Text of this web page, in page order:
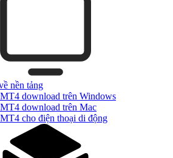
nền tảng
download trên Windows
download trên Mac
cho điện thoại di động